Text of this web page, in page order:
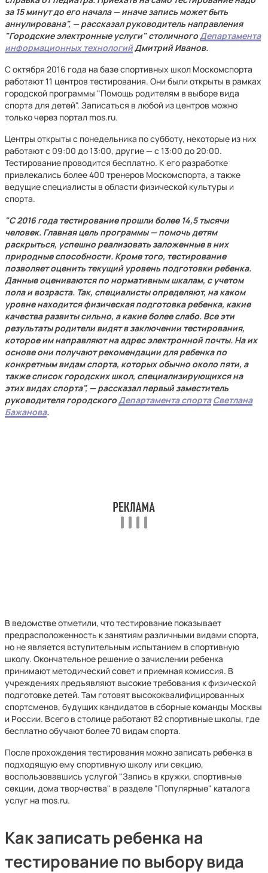
за 15 минут до его начала — иначе запись может быть
аннулирована", — рассказал руководитель направления
"Городские электронные услуги" столичногоДепартамента
информационных технологийДмитрий Иванов.
С октября 2016 года на базе спортивных школ Москомспорта
работают 11 центров тестирования. Они были открыты в рамках
городской программы "Помощь родителям в выборе вида
спорта для детей". Записаться в любой из центров можно
только через портал mos.ru.
Центры открыты с понедельника по субботу, некоторые из них
работают с 09:00 до 13:00, другие — с 13:00 до 20:00.
Тестирование проводится бесплатно. К его разработке
привлекались более 400 тренеров Москомспорта, а также
ведущие специалисты в области физической культуры и
спорта.
"С 2016 года тестирование прошли более 14,5 тысячи
человек. Главная цель программы — помочь детям
раскрыться, успешно реализовать заложенные в них
природные способности. Кроме того, тестирование
позволяет оценить текущий уровень подготовки ребенка.
Данные оцениваются по нормативным шкалам, с учетом
пола и возраста. Так, специалисты определяют, на каком
уровне находится физическая подготовка ребенка, какие
качества развиты сильно, а какие более слабо. Все эти
результаты родители видят в заключении тестирования,
которое им направляют на адрес электронной почты. На их
основе они получают рекомендации для ребенка по
конкретным видам спорта, которых обычно около пяти, а
также список городских школ, специализирующихся на
этих видах спорта", — рассказал первый заместитель
руководителя городскогоДепартамента спорта Светлана
Бажанова.
В ведомстве отметили, что тестирование показывает
предрасположенность к занятиям различными видами спорта,
но не является вступительным испытанием в спортивную
школу. Окончательное решение о зачислении ребенка
принимают методический совет и приемная комиссия. В
учреждениях предъявляют высокие требования к физической
подготовке детей. Там готовят высококвалифицированных
спортсменов, будущих кандидатов в сборные команды Москвы
и России. Всего в столице работают 82 спортивные школы, где
бесплатно обучают более 70 видам спорта.
После прохождения тестирования можно записать ребенка в
подходящую ему спортивную школу или секцию,
воспользовавшись услугой "Запись в кружки, спортивные
секции, дома творчества" в разделе "Популярные" каталога
услуг на mos.ru.
Как записать ребенка на
тестирование по выбору вида